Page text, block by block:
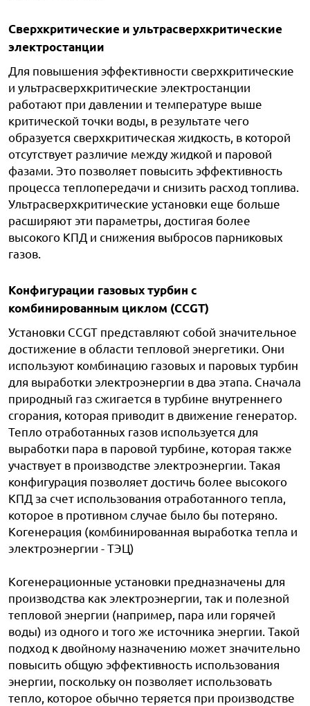
Сверхкритические и ультрасверхкритические
электростанции
Для повышения эффективности сверхкритические
и ультрасверхкритические электростанции
работают при давлении и температуре выше
критической точки воды, в результате чего
образуется сверхкритическая жидкость, в которой
отсутствует различие между жидкой и паровой
фазами. Это позволяет повысить эффективность
процесса теплопередачи и снизить расход топлива.
Ультрасверхкритические установки еще больше
расширяют эти параметры, достигая более
высокого КПД и снижения выбросов парниковых
газов.
Конфигурации газовых турбин с
комбинированным циклом (CCGT)
Установки CCGT представляют собой значительное
достижение в области тепловой энергетики. Они
используют комбинацию газовых и паровых турбин
для выработки электроэнергии в два этапа. Сначала
природный газ сжигается в турбине внутреннего
сгорания, которая приводит в движение генератор.
Тепло отработанных газов используется для
выработки пара в паровой турбине, которая также
участвует в производстве электроэнергии. Такая
конфигурация позволяет достичь более высокого
КПД за счет использования отработанного тепла,
которое в противном случае было бы потеряно.
Когенерация (комбинированная выработка тепла и
электроэнергии - ТЭЦ)
Когенерационные установки предназначены для
производства как электроэнергии, так и полезной
тепловой энергии (например, пара или горячей
воды) из одного и того же источника энергии. Такой
подход к двойному назначению может значительно
повысить общую эффективность использования
энергии, поскольку он позволяет использовать
тепло, которое обычно теряется при производстве